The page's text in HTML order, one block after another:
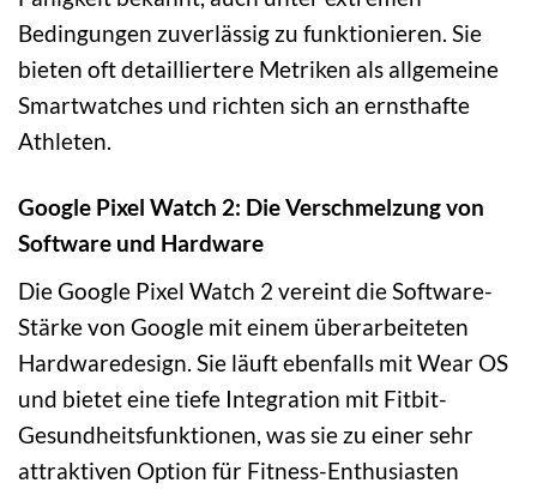
Bedingungen zuverlässig zu funktionieren. Sie
bieten oft detailliertere Metriken als allgemeine
Smartwatches und richten sich an ernsthafte
Athleten.
Google Pixel Watch 2: Die Verschmelzung von
Software und Hardware
Die Google Pixel Watch 2 vereint die Software-
Stärke von Google mit einem überarbeiteten
Hardwaredesign. Sie läuft ebenfalls mit Wear OS
und bietet eine tiefe Integration mit Fitbit-
Gesundheitsfunktionen, was sie zu einer sehr
attraktiven Option für Fitness-Enthusiasten